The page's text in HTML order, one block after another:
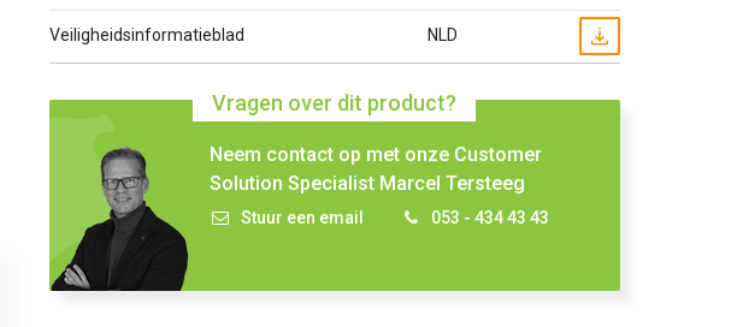
Veiligheidsinformatieblad NLD
Vragen over dit product?
Neem contact op met onze Customer
Solution Specialist Marcel Tersteeg
Stuur een email 053 - 434 43 43